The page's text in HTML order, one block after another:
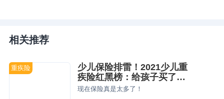
相关推荐
重疾险
少儿保险排雷！2021少儿重
疾险红黑榜：给孩子买了这
些保险的
现在保险真是太多了！